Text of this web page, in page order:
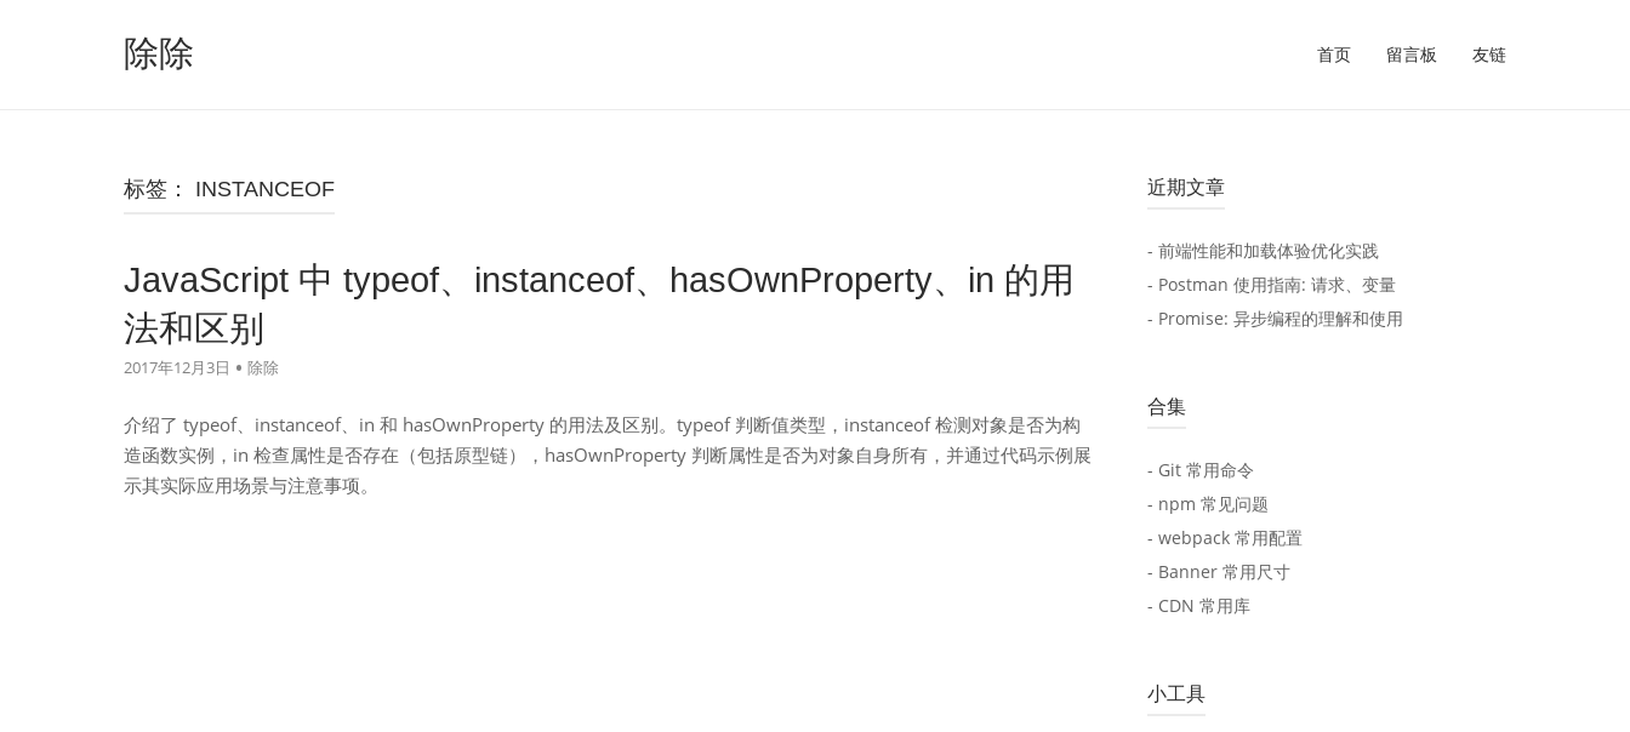
除除 首页 留言板 友链
标签： INSTANCEOF
JavaScript 中 typeof、instanceof、hasOwnProperty、in 的用
法和区别
2017年12月3日 除除
介绍了 typeof、instanceof、in 和 hasOwnProperty 的用法及区别。typeof 判断值类型，instanceof 检测对象是否为构
造函数实例，in 检查属性是否存在（包括原型链），hasOwnProperty 判断属性是否为对象自身所有，并通过代码示例展
示其实际应用场景与注意事项。
近期文章
- 前端性能和加载体验优化实践
- Postman 使用指南: 请求、变量
- Promise: 异步编程的理解和使用
合集
- Git 常用命令
- npm 常见问题
- webpack 常用配置
- Banner 常用尺寸
- CDN 常用库
小工具